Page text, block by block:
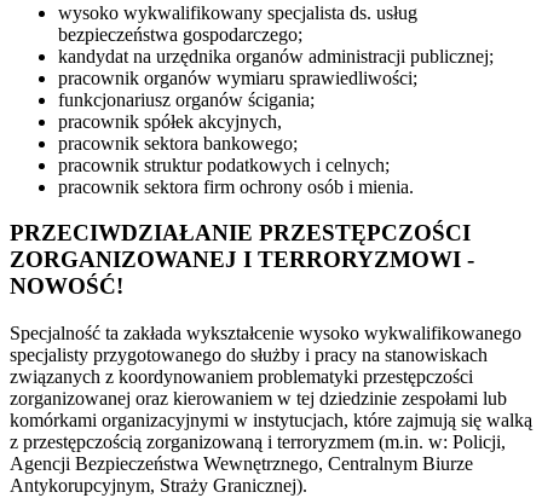
wysoko wykwalifikowany specjalista ds. usług
bezpieczeństwa gospodarczego;
kandydat na urzędnika organów administracji publicznej;
pracownik organów wymiaru sprawiedliwości;
funkcjonariusz organów ścigania;
pracownik spółek akcyjnych,
pracownik sektora bankowego;
pracownik struktur podatkowych i celnych;
pracownik sektora firm ochrony osób i mienia.
PRZECIWDZIAŁANIE PRZESTĘPCZOŚCI
ZORGANIZOWANEJ I TERRORYZMOWI -
NOWOŚĆ!
Specjalność ta zakłada wykształcenie wysoko wykwalifikowanego
specjalisty przygotowanego do służby i pracy na stanowiskach
związanych z koordynowaniem problematyki przestępczości
zorganizowanej oraz kierowaniem w tej dziedzinie zespołami lub
komórkami organizacyjnymi w instytucjach, które zajmują się walką
z przestępczością zorganizowaną i terroryzmem (m.in. w: Policji,
Agencji Bezpieczeństwa Wewnętrznego, Centralnym Biurze
Antykorupcyjnym, Straży Granicznej).